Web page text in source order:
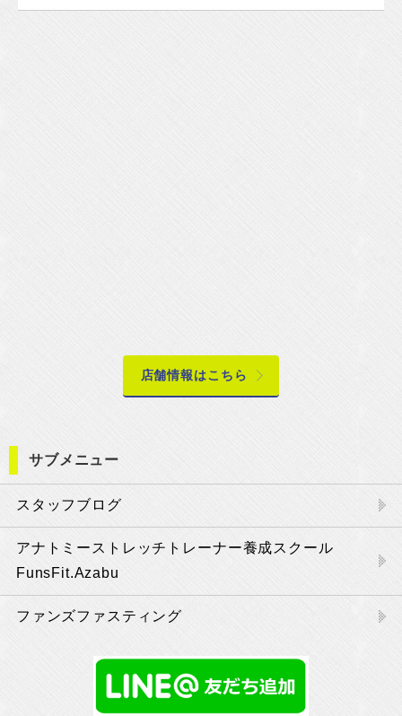
店舗情報はこちら
サブメニュー
スタッフブログ
アナトミーストレッチトレーナー養成スクール
FunsFit.Azabu
ファンズファスティング